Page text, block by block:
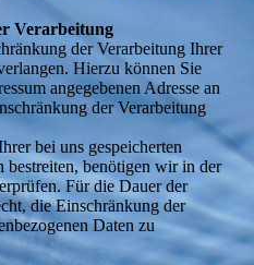
Verarbeitung
der Verarbeitung Ihrer
Hierzu können Sie
angegebenen Adresse an
der Verarbeitung
bei uns gespeicherten
bestreiten, benötigen wir in der
Für die Dauer der
die Einschränkung der
Daten zu